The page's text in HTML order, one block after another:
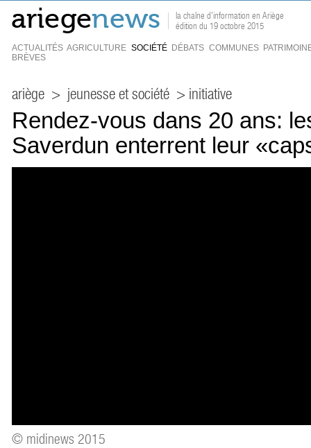
la chaîne d'information en Ariège
édition du 19 octobre 2015
ACTUALITÉS AGRICULTURE SOCIÉTÉ DÉBATS COMMUNES
BRÈVES
ariège > jeunesse et société > initiative
Rendez-vous dans 20 ans:
Saverdun enterrent leur
© midinews 2015